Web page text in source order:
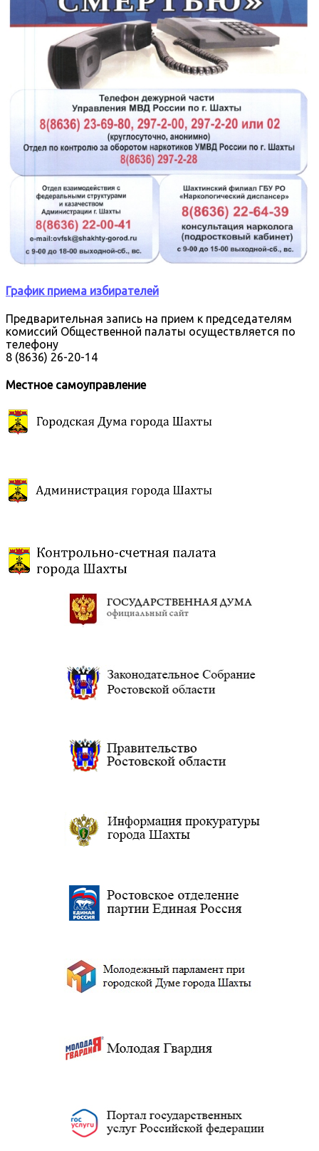
График приема избирателей
Предварительная запись на прием к председателям
комиссий Общественной палаты осуществляется по
телефону
8 (8636) 26-20-14
Местное самоуправление